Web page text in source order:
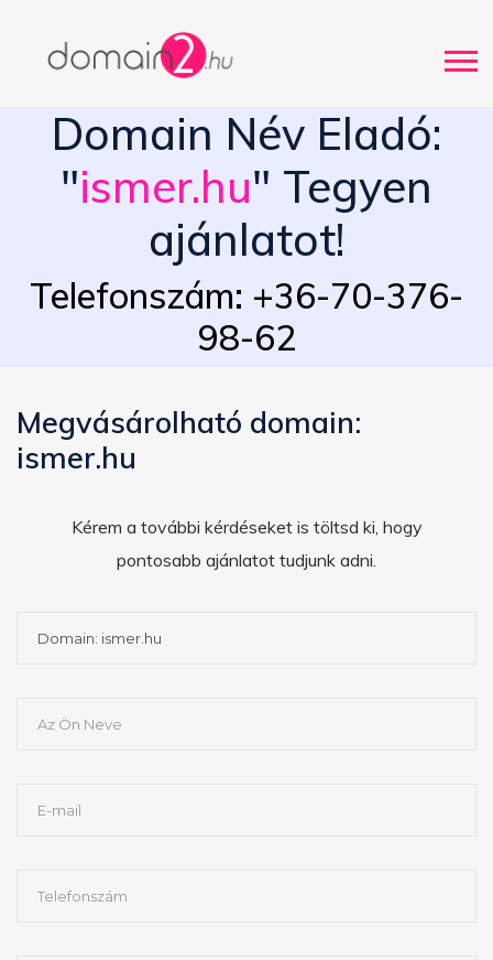
Domain Név Eladó:
"ismer.hu" Tegyen
ajánlatot!
Telefonszám: +36-70-376-
98-62
Megvásárolható domain:
ismer.hu
Kérem a további kérdéseket is töltsd ki, hogy
pontosabb ajánlatot tudjunk adni.